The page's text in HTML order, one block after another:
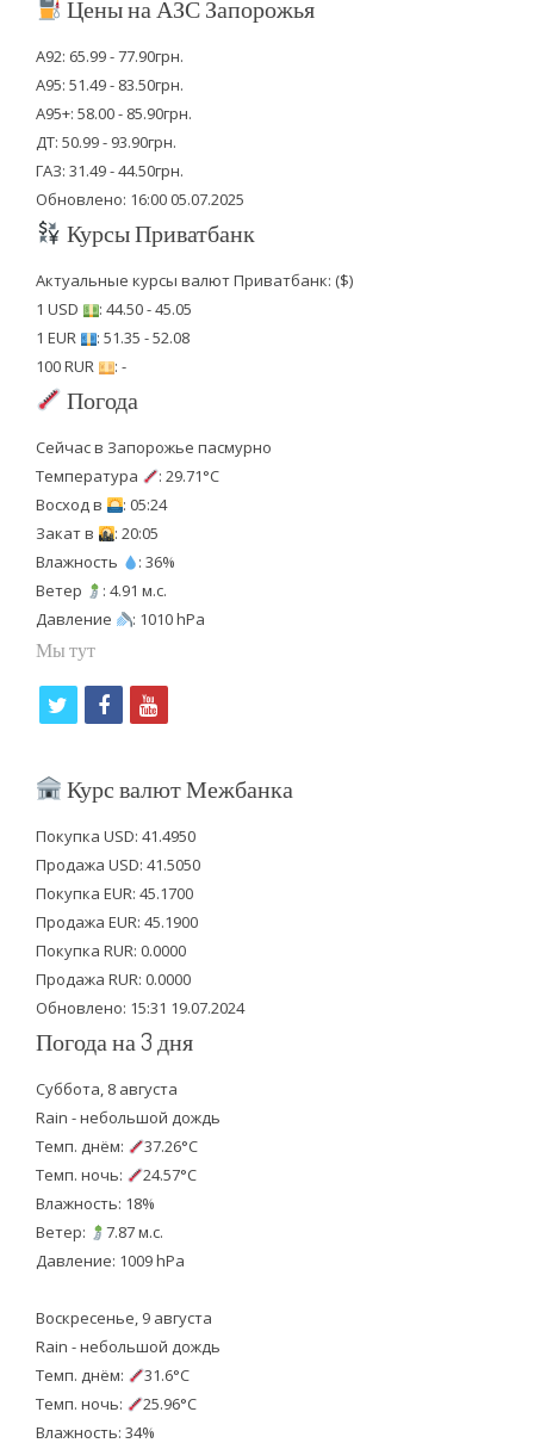
Цены на АЗС Запорожья
А92: 65.99 - 77.90грн.
А95: 51.49 - 83.50грн.
А95+: 58.00 - 85.90грн.
ДТ: 50.99 - 93.90грн.
ГАЗ: 31.49 - 44.50грн.
Обновлено: 16:00 05.07.2025
Курсы Приватбанк
Актуальные курсы валют Приватбанк: ($)
1 USD
: 44.50 - 45.05
1 EUR
: 51.35 - 52.08
100 RUR
: -
Погода
Сейчас в Запорожье пасмурно
Температура
: 29.71°C
Восход в
: 05:24
Закат в
: 20:05
Влажность
: 36%
Ветер
: 4.91 м.с.
Давление
: 1010 hPa
Мы тут
i
t
e
r
f
c
b
o
o
k
y
u
u
b
e
Курс валют Межбанка
Покупка USD: 41.4950
Продажа USD: 41.5050
Покупка EUR: 45.1700
Продажа EUR: 45.1900
Покупка RUR: 0.0000
Продажа RUR: 0.0000
Обновлено: 15:31 19.07.2024
Погода на 3 дня
Суббота, 8 августа
Rain - небольшой дождь
Темп. днём:
37.26°C
Темп. ночь:
24.57°C
Влажность: 18%
Ветер:
7.87 м.с.
Давление: 1009 hPa
Воскресенье, 9 августа
Rain - небольшой дождь
Темп. днём:
31.6°C
Темп. ночь:
25.96°C
Влажность: 34%